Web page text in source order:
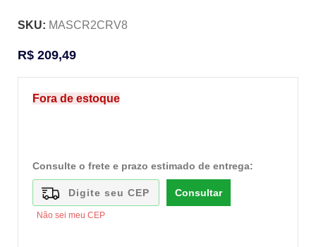
SKU: MASCR2CRV8
R$ 209,49
Fora de estoque
Consulte o frete e prazo estimado de entrega:
Consultar
Não sei meu CEP